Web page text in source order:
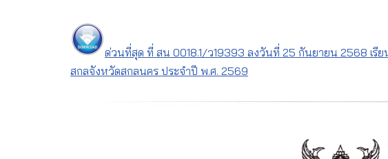
ด่วนที่สุด ที่ สน 0018.1/ว19393 ลงวันที่ 25 กันยายน 2568 เรีย
สกลจังหวัดสกลนคร ประจำปี พ.ศ. 2569